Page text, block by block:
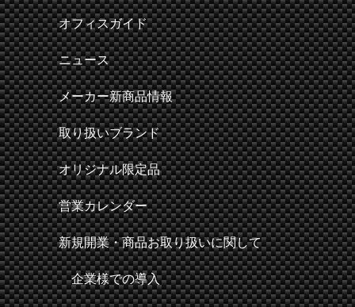
オフィスガイド
ニュース
メーカー新商品情報
取り扱いブランド
オリジナル限定品
営業カレンダー
新規開業・商品お取り扱いに関して
企業様での導入